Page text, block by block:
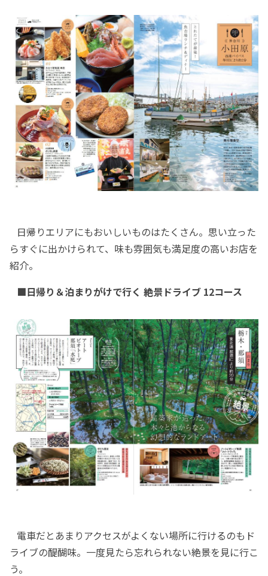
日帰りエリアにもおいしいものはたくさん。思い立った
らすぐに出かけられて、味も雰囲気も満足度の高いお店を
紹介。
■日帰り＆泊まりがけで行く 絶景ドライブ 12コース
電車だとあまりアクセスがよくない場所に行けるのもド
ライブの醍醐味。一度見たら忘れられない絶景を見に行こ
う。